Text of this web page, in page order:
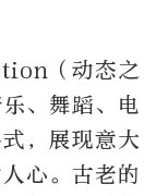
（动态之
、舞蹈、电
，展现意大
心。古老的